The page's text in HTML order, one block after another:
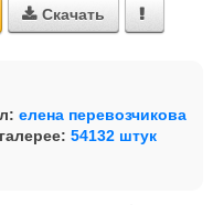
 Скачать 
елена перевозчикова
54132 штук